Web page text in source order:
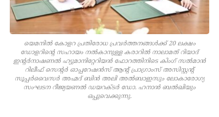
യെമനില്‍ കോളറ പ്രതിരോധ പ്രവര്‍ത്തനങ്ങള്‍ക്ക് 20 ലക്ഷം
ഡോളറിന്റെ സഹായം നല്‍കാനുള്ള കരാറില്‍ നാലാമത് റിയാദ്
ഇന്റര്‍നാഷണല്‍ ഹ്യുമാനിറ്റേറിയന്‍ ഫോറത്തിനിടെ കിംഗ് സല്‍മാന്‍
റിലീഫ് സെന്റര്‍ ഓപ്പറേഷന്‍സ് ആന്റ് പ്രാഗ്രാംസ് അസിസ്റ്റന്റ്
സൂപ്പര്‍വൈസര്‍ അഹ്മദ് ബിന്‍ അലി അല്‍ബാഇസും ലോകാരോഗ്യ
സംഘടന റീജ്യയണല്‍ ഡയറക്ടര്‍ ഡോ. ഹനാന്‍ ബല്‍ഖിയും
ഒപ്പുവെക്കുന്നു.